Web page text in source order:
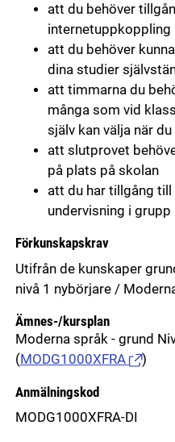
att du behöver
internetuppkoppling
att du behöver
dina studier
att timmarna du
många som vid
själv kan välja när
att slutprovet
på plats på skolan
att du har tillgång
undervisning i
Förkunskapskrav
Utifrån de kunskaper
nivå 1 nybörjare /
Ämnes-/kursplan
Moderna språk - grund
(MODG1000XFRA )
Anmälningskod
MODG1000XFRA-DI